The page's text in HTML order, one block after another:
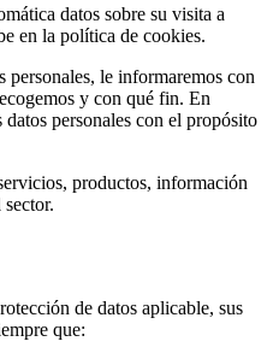
datos sobre su visita a
en la política de cookies.
personales, le informaremos con
y con qué fin. En
personales con el propósito
productos, información
de datos aplicable, sus
que: